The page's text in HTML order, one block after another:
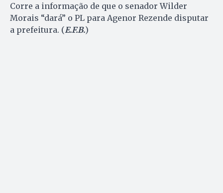
Corre a informação de que o senador Wilder
Morais “dará” o PL para Agenor Rezende disputar
a prefeitura. (E.F.B.)